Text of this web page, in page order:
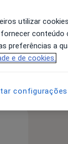
utilizar
conteúdo
preferências a
e de cookies.
configurações